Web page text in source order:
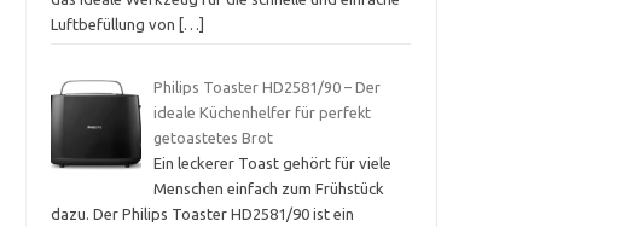
Luftbefüllung von
[…]
Philips Toaster HD2581/90 – Der
ideale Küchenhelfer für perfekt
getoastetes Brot
Ein leckerer Toast gehört für viele
Menschen einfach zum Frühstück
dazu. Der Philips Toaster HD2581/90 ist ein